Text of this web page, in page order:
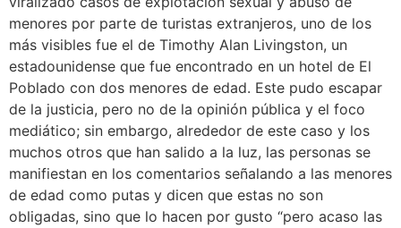
menores por parte de turistas extranjeros, uno de los
más visibles fue el de Timothy Alan Livingston, un
estadounidense que fue encontrado en un hotel de El
Poblado con dos menores de edad. Este pudo escapar
de la justicia, pero no de la opinión pública y el foco
mediático; sin embargo, alrededor de este caso y los
muchos otros que han salido a la luz, las personas se
manifiestan en los comentarios señalando a las menores
de edad como putas y dicen que estas no son
obligadas, sino que lo hacen por gusto “pero acaso las